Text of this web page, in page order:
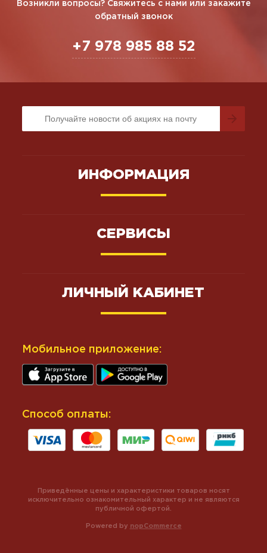
Возникли вопросы? Свяжитесь с нами или закажите
обратный звонок
+7 978 985 88 52
ИНФОРМАЦИЯ
СЕРВИСЫ
ЛИЧНЫЙ КАБИНЕТ
Мобильное приложение:
Способ оплаты:
Powered by nopCommerce
Приведённые цены и характеристики товаров носят
исключительно ознакомительный характер и не являются
публичной офертой.